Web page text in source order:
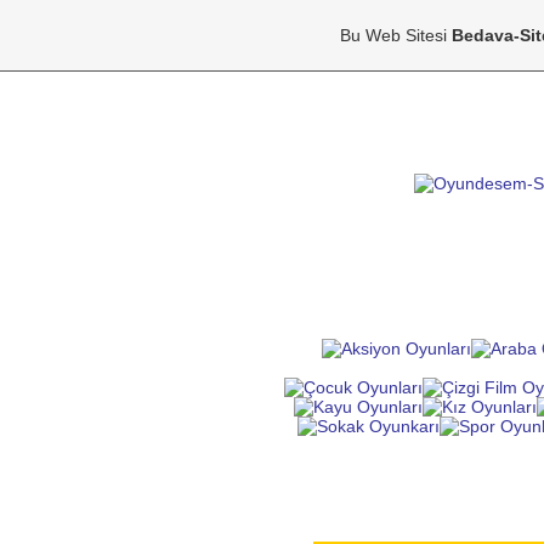
Bu Web Sitesi Bedava-